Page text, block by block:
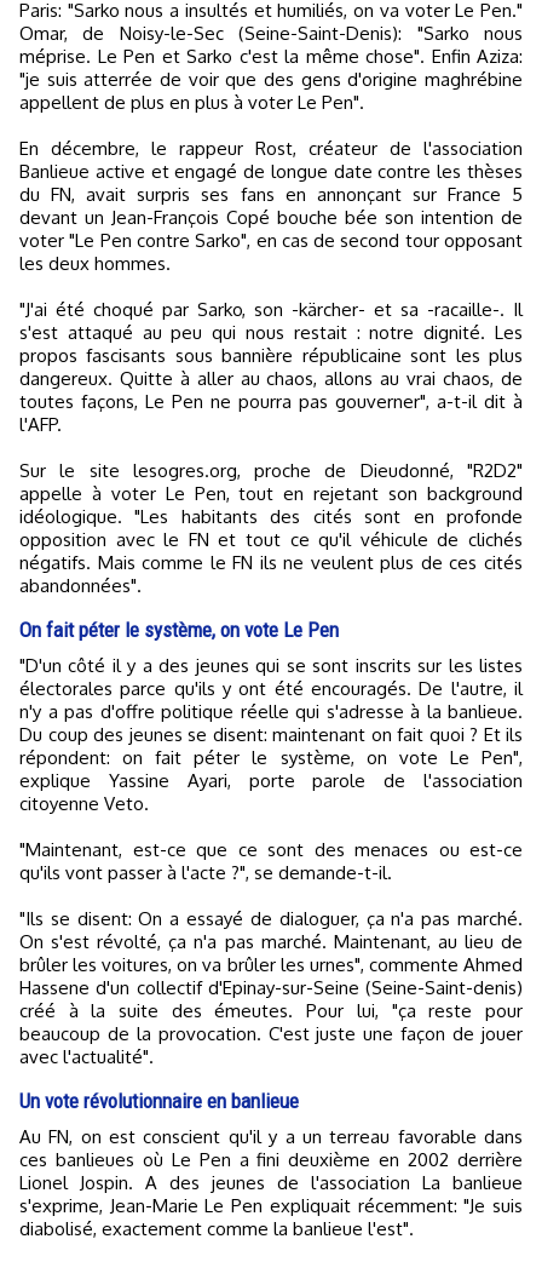
Paris: "Sarko nous a insultés et humiliés, on va voter Le Pen."
Omar, de Noisy-le-Sec (Seine-Saint-Denis): "Sarko nous
méprise. Le Pen et Sarko c'est la même chose". Enfin Aziza:
"je suis atterrée de voir que des gens d'origine maghrébine
appellent de plus en plus à voter Le Pen".
En décembre, le rappeur Rost, créateur de l'association
Banlieue active et engagé de longue date contre les thèses
du FN, avait surpris ses fans en annonçant sur France 5
devant un Jean-François Copé bouche bée son intention de
voter "Le Pen contre Sarko", en cas de second tour opposant
les deux hommes.
"J'ai été choqué par Sarko, son -kärcher- et sa -racaille-. Il
s'est attaqué au peu qui nous restait : notre dignité. Les
propos fascisants sous bannière républicaine sont les plus
dangereux. Quitte à aller au chaos, allons au vrai chaos, de
toutes façons, Le Pen ne pourra pas gouverner", a-t-il dit à
l'AFP.
Sur le site lesogres.org, proche de Dieudonné, "R2D2"
appelle à voter Le Pen, tout en rejetant son background
idéologique. "Les habitants des cités sont en profonde
opposition avec le FN et tout ce qu'il véhicule de clichés
négatifs. Mais comme le FN ils ne veulent plus de ces cités
abandonnées".
On fait péter le système, on vote Le Pen
"D'un côté il y a des jeunes qui se sont inscrits sur les listes
électorales parce qu'ils y ont été encouragés. De l'autre, il
n'y a pas d'offre politique réelle qui s'adresse à la banlieue.
Du coup des jeunes se disent: maintenant on fait quoi ? Et ils
répondent: on fait péter le système, on vote Le Pen",
explique Yassine Ayari, porte parole de l'association
citoyenne Veto.
"Maintenant, est-ce que ce sont des menaces ou est-ce
qu'ils vont passer à l'acte ?", se demande-t-il.
"Ils se disent: On a essayé de dialoguer, ça n'a pas marché.
On s'est révolté, ça n'a pas marché. Maintenant, au lieu de
brûler les voitures, on va brûler les urnes", commente Ahmed
Hassene d'un collectif d'Epinay-sur-Seine (Seine-Saint-denis)
créé à la suite des émeutes. Pour lui, "ça reste pour
beaucoup de la provocation. C'est juste une façon de jouer
avec l'actualité".
Un vote révolutionnaire en banlieue
Au FN, on est conscient qu'il y a un terreau favorable dans
ces banlieues où Le Pen a fini deuxième en 2002 derrière
Lionel Jospin. A des jeunes de l'association La banlieue
s'exprime, Jean-Marie Le Pen expliquait récemment: "Je suis
diabolisé, exactement comme la banlieue l'est".